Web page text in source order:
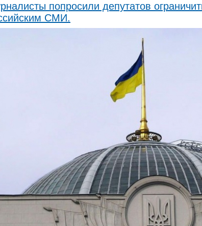
попросили депутатов
СМИ.